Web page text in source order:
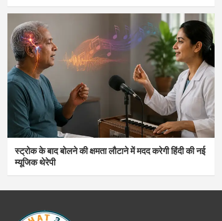
स्ट्रोक के बाद बोलने की क्षमता लौटाने में मदद करेगी हिंदी की नई
म्यूजिक थेरेपी